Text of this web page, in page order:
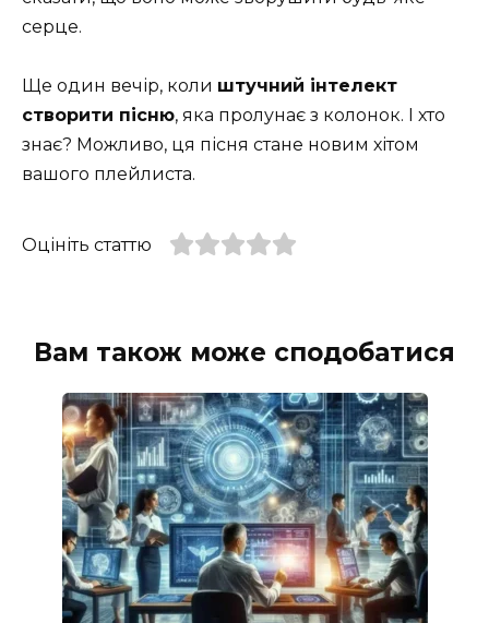
серце.
Ще один вечір, коли штучний інтелект
створити пісню, яка пролунає з колонок. І хто
знає? Можливо, ця пісня стане новим хітом
вашого плейлиста.
Оцініть статтю
Вам також може сподобатися